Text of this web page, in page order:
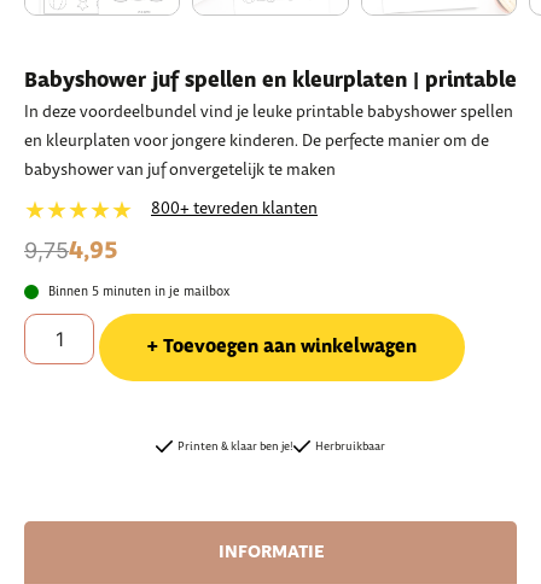
Babyshower juf spellen en kleurplaten | printable
In deze voordeelbundel vind je leuke printable babyshower spellen
en kleurplaten voor jongere kinderen. De perfecte manier om de
babyshower van juf onvergetelijk te maken
★★★★★ 800+ tevreden klanten
9,754,95
Binnen 5 minuten in je mailbox
Toevoegen aan winkelwagen
Printen & klaar ben je! Herbruikbaar
INFORMATIE